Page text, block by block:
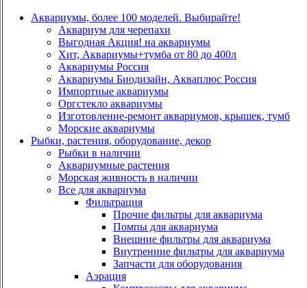
Аквариумы, более 100 моделей. Выбирайте!
Аквариум для черепахи
Выгодная Акция! на аквариумы
Хит, Аквариумы+тумба от 80 до 400л
Аквариумы Россия
Аквариумы Биодизайн, Акваплюс Россия
Импортные аквариумы
Оргстекло аквариумы
Изготовление-ремонт аквариумов, крышек, тумб
Морские аквариумы
Рыбки, растения, оборудование, декор
Рыбки в наличии
Аквариумные растения
Морская живность в наличии
Все для аквариума
Фильтрация
Прочие фильтры для аквариума
Помпы для аквариума
Внешние фильтры для аквариума
Внутренние фильтры для аквариума
Запчасти для оборудования
Аэрация